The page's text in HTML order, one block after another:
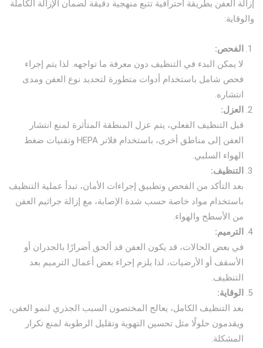
إزالة العفن بطريقة احترافية تتبع منهجية دقيقة لضمان الإزالة الكاملة
والوقاية:
الفحص:
لا يمكن البدء في التنظيف دون معرفة ما تواجهه. لذا يتم إجراء
فحص شامل باستخدام أدوات متطورة لتحديد نوع العفن ومدى
انتشاره.
العزل:
قبل التنظيف الفعلي، يتم عزل المنطقة المتأثرة لمنع انتشار
العفن إلى مناطق أخرى، باستخدام فلاتر HEPA وتقنيات ضغط
الهواء السلبي.
التنظيف:
بعد التأكد من الفحص وتطبيق إجراءات الأمان، تبدأ عملية التنظيف
باستخدام مواد خاصة حسب شدة الإصابة، مع إزالة جراثيم العفن
من الأسطح والهواء.
الترميم:
في بعض الحالات، قد يكون العفن قد ألحق أضرارًا بالجدران أو
الأسقف أو الأرضيات، لذا يلزم إجراء بعض أعمال الترميم بعد
التنظيف.
الوقاية:
بعد التنظيف الكامل، يعالج المختصون السبب الجذري لنمو العفن،
ويقدمون حلولًا مثل تحسين التهوية وتقليل الرطوبة لمنع تكرار
المشكلة.